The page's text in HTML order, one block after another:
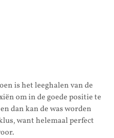
is het leeghalen van de
om in de goede positie te
dan kan de was worden
want helemaal perfect